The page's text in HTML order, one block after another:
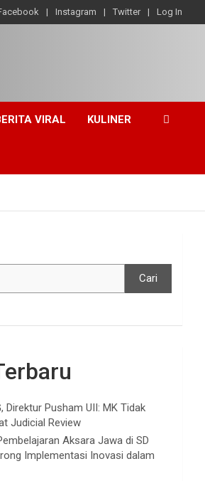
Instagram Twitter Log In
VIRAL KULINER
Cari
Direktur Pusham UII: MK Tidak
Judicial Review
Aksara Jawa di SD
Implementasi Inovasi dalam